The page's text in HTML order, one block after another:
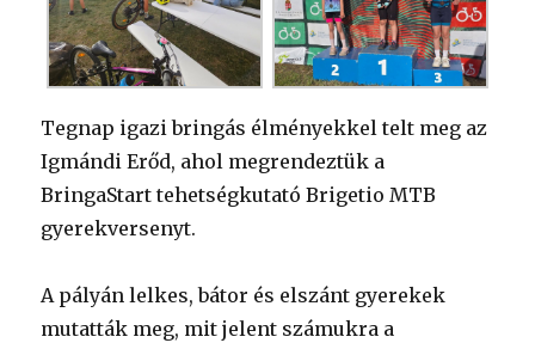
Tegnap igazi bringás élményekkel telt meg az
Igmándi Erőd, ahol megrendeztük a
BringaStart tehetségkutató Brigetio MTB
gyerekversenyt.
A pályán lelkes, bátor és elszánt gyerekek
mutatták meg, mit jelent számukra a